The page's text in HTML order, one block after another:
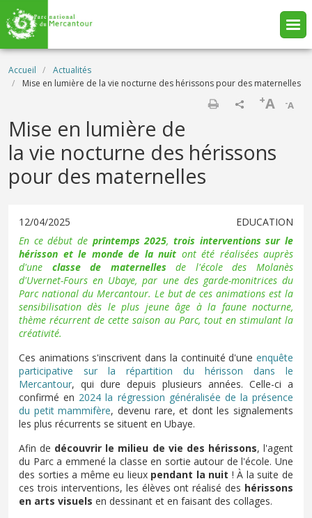
Aller au contenu principal
Fil d'Ariane
Accueil
Actualités
Mise en lumière de la vie nocturne des hérissons pour des maternelles
-A
+A
Mise en lumière de
la vie nocturne des hérissons
pour des maternelles
12/04/2025
EDUCATION
En ce début de printemps 2025, trois interventions sur le
hérisson et le monde de la nuit ont été réalisées auprès
d'une classe de maternellesde l'école des Molanès
d'Uvernet-Fours en Ubaye, par une des garde-monitrices du
Parc national du Mercantour. Le but de ces animations est la
sensibilisation dès le plus jeune âge à la faune nocturne,
thème récurrent de cette saison au Parc, tout en stimulant la
créativité.
Ces animations s'inscrivent dans la continuité d'une enquête
participative sur la répartition du hérisson dans le
Mercantour, qui dure depuis plusieurs années. Celle-ci a
confirmé en 2024 la régression généralisée de la présence
du petit mammifère, devenu rare, et dont les signalements
les plus récurrents se situent en Ubaye.
Afin de découvrir le milieu de vie des hérissons, l'agent
du Parc a emmené la classe en sortie autour de l'école. Une
des sorties a même eu lieux pendant la nuit ! À la suite de
ces trois interventions, les élèves ont réalisé des hérissons
en arts visuels en dessinant et en faisant des collages.